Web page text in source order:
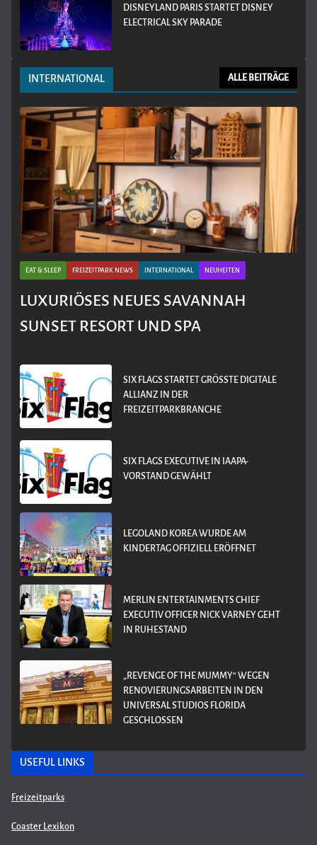
DISNEYLAND PARIS STARTET DISNEY
ELECTRICAL SKY PARADE
INTERNATIONAL ALLE BEITRÄGE
EAT & SLEEP FREIZEITPARK NEWS INTERNATIONAL NEUHEITEN
LUXURIÖSES NEUES SAVANNAH
SUNSET RESORT UND SPA
SIX FLAGS STARTET GRÖSSTE DIGITALE A
LLIANZ IN DER F
REIZEITPARKBRANCHE
SIX FLAGS EXECUTIVE IN IAAPA-
VORSTAND GEWÄHLT
LEGOLAND KOREA WURDE AM
KINDERTAG OFFIZIELL ERÖFFNET
MERLIN ENTERTAINMENTS CHIEF
EXECUTIV OFFICER NICK VARNEY GEHT
IN RUHESTAND
„REVENGE OF THE MUMMY“ WEGEN
RENOVIERUNGSARBEITEN IN DEN
UNIVERSAL STUDIOS FLORIDA
GESCHLOSSEN
USEFUL LINKS
Freizeitparks
Coaster Lexikon